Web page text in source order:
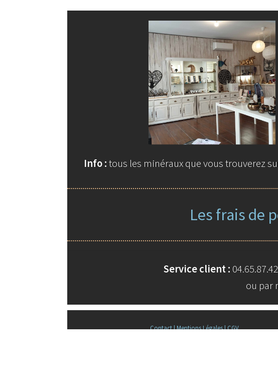
Info :tous les minéraux que vous trouverez
Les frais de
Service client :
ou par
Contact |Mentions Légales |CGV